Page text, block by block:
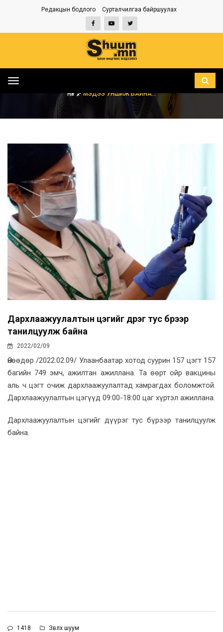
Редакцын бодлого Сурталчилгаа байршуулах
Toggle
НҮҮР МЭДЭЭ УНШИЖ БАЙНА...
Дархлаажуулалтын цэгийг дүүрэг тус бүрээр
танилцуулж байна
2022/02/09
Өнөөдөр /2022.02.09/ Улаанбаатар хотод суурин 157 цэгт 157
багийн 749 эмч, ажилтан ажиллана. Та өөрт ойр вакцины
аль ч цэгт очиж дархлаажуулалтад хамрагдах боломжтой.
Дархлаажуулалтын цэгүүд 09:00-18:00 цаг хүртэл ажиллана.
Дархлаажуулалтын цэгийг дүүрэг тус бүрээр танилцуулж
байна.
1418 Зөвлөх шуум